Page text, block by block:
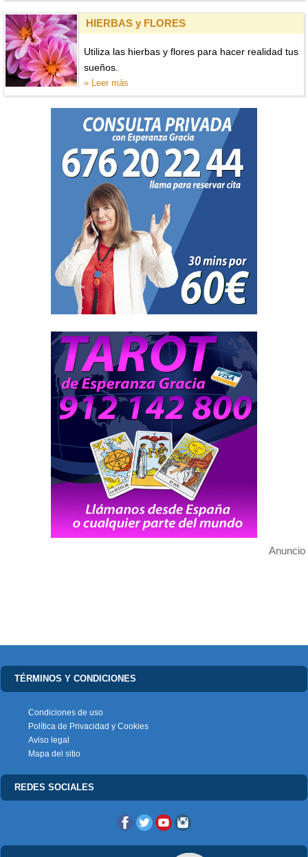
HIERBAS y FLORES
Utiliza las hierbas y flores para hacer realidad tus
sueños.
» Leer más
Anuncio
TÉRMINOS Y CONDICIONES
Condiciones de uso
Política de Privacidad y Cookies
Aviso legal
Mapa del sitio
REDES SOCIALES